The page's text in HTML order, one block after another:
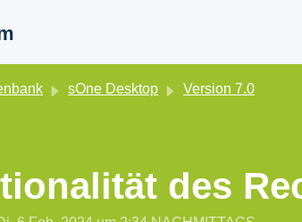
sOne Desktop Version 7.0
des